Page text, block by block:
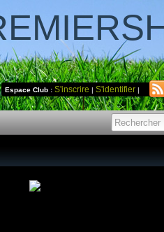
Espace Club : S'inscrire | S'identifier |